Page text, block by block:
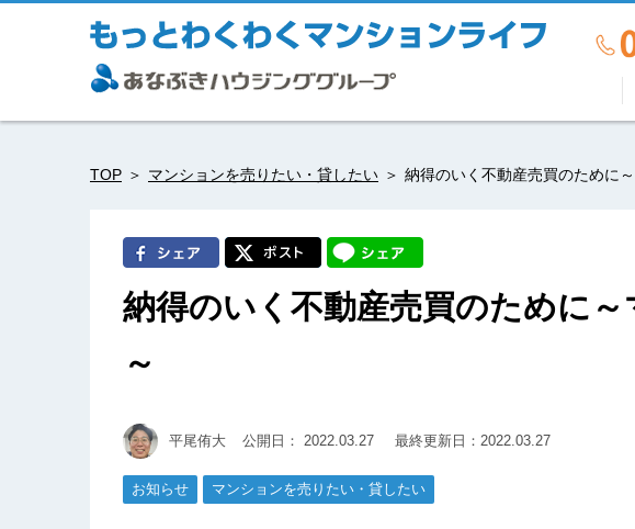
TOP マンションを売りたい・貸したい 納得のいく不動産売買のために
納得のいく不動産売買のために
～
平尾侑大 公開日： 2022.03.27 最終更新日：2022.03.27
お知らせ マンションを売りたい・貸したい